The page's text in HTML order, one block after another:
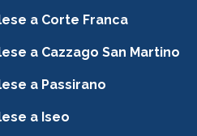
a Corte Franca
a Cazzago San Martino
a Passirano
a Iseo